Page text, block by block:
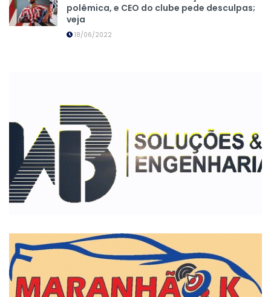
polêmica, e CEO do clube pede desculpas;
veja
18/06/2022